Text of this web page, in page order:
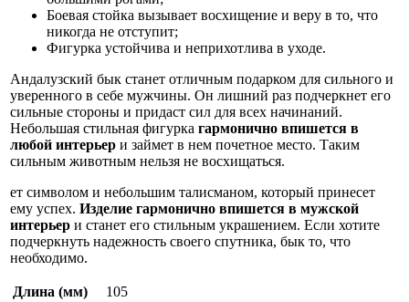
Боевая стойка вызывает восхищение и веру в то, что
никогда не отступит;
Фигурка устойчива и неприхотлива в уходе.
Андалузский бык станет отличным подарком для сильного и
уверенного в себе мужчины. Он лишний раз подчеркнет его
сильные стороны и придаст сил для всех начинаний.
Небольшая стильная фигурка гармонично впишется в
любой интерьер и займет в нем почетное место. Таким
сильным животным нельзя не восхищаться.
ет символом и небольшим талисманом, который принесет
ему успех. Изделие гармонично впишется в мужской
интерьер и станет его стильным украшением. Если хотите
подчеркнуть надежность своего спутника, бык то, что
необходимо.
Длина (мм)
105